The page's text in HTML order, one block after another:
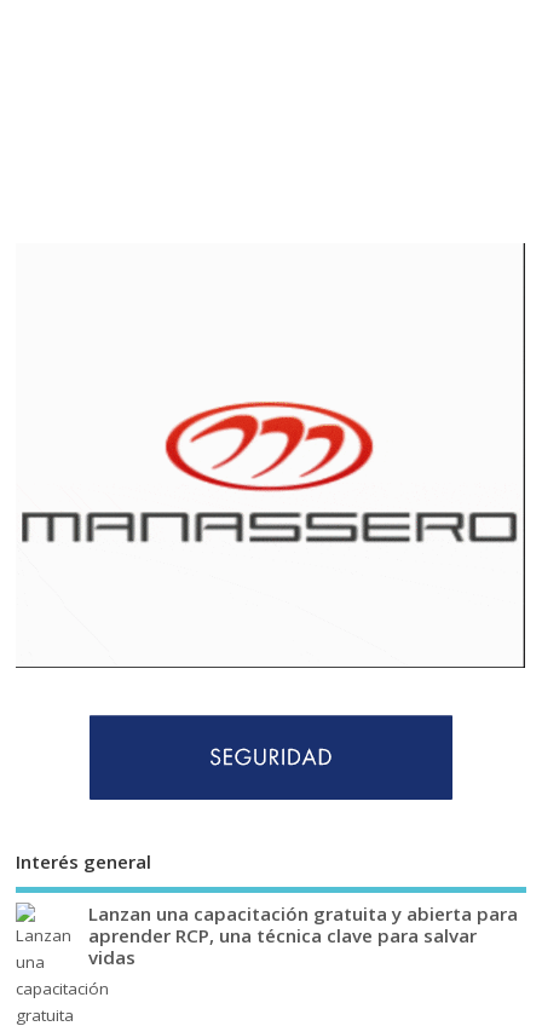
Interés general
Lanzan una capacitación gratuita y abierta para
aprender RCP, una técnica clave para salvar
vidas